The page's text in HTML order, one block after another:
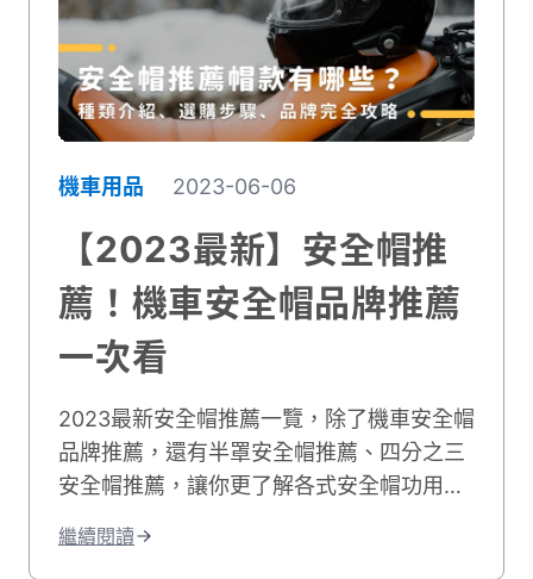
機車用品 2023-06-06
【2023最新】安全帽推
薦！機車安全帽品牌推薦
一次看
2023最新安全帽推薦一覽，除了機車安全帽
品牌推薦，還有半罩安全帽推薦、四分之三
安全帽推薦，讓你更了解各式安全帽功用與
乘更加安全！
繼續閱讀